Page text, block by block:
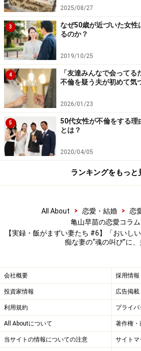
をとるなんてオトナとしてどうよと
夫で食にまつわるストレスに耐え
時期はひどいけんかもしたし、もう
まで思ったけど、『とにかく腹を割
言ってくれて。どうしたらいいか
うになったんです」
リカさんは正直にぶちまけた。料理
んばってもできないしやる気もな
ひとつあればご飯3杯は食べられる
してきていないのだ、と。味の善
どうにもならない。
ら。それがそんなに楽しいことな
らい」
を作ったり食べに行ったりするの
か、と。家族でどこかに出かけるの
だが、一緒に食べれば何でもおい
た。
「わかった、と夫は言いました。そ
2025/08/27
3
なぜ50歳が近づいた女性
るのか？
2019/10/25
4
「友達みんなで会ってる
不倫を疑う夫が初めて気
2026/01/23
5
50代女性が不倫をする理
とは？
2020/04/05
ランキングをもっと
All About > 恋愛・結婚 > 恋
亀山早苗の恋愛コラム
【実録・飯がまずい妻たち #6】「おいし
痴な妻の“魂の叫び”に
会社概要 採用情報
投資家情報 広告掲載
利用規約 プライ
All Aboutについて 著作権・
当サイトの情報についての注意 サイトマ